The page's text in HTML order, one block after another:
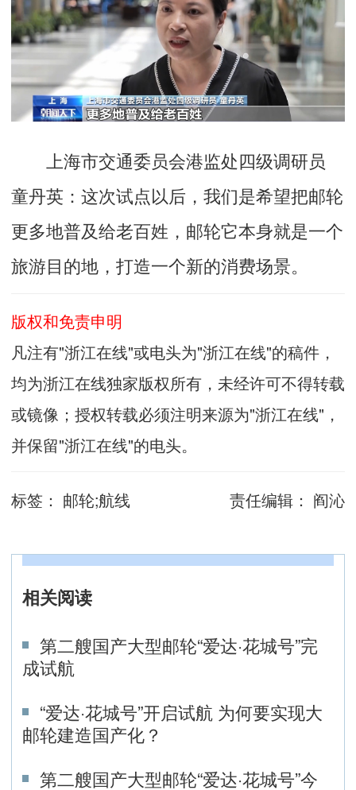
上海市交通委员会港监处四级调研员
童丹英： 这次试点以后，我们是希望把邮轮
更多地普及给老百姓，邮轮它本身就是一个
旅游目的地，打造一个新的消费场景。
版权和免责申明
凡注有"浙江在线"或电头为"浙江在线"的稿件，
均为浙江在线独家版权所有，未经许可不得转载
或镜像；授权转载必须注明来源为"浙江在线"，
并保留"浙江在线"的电头。
标签： 邮轮;航线 责任编辑： 阎沁
相关阅读
第二艘国产大型邮轮“爱达·花城号”完
成试航
“爱达·花城号”开启试航 为何要实现大
邮轮建造国产化？
第二艘国产大型邮轮“爱达·花城号”今